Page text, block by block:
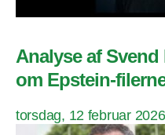
Analyse af
om Epstein-
torsdag, 12 februar